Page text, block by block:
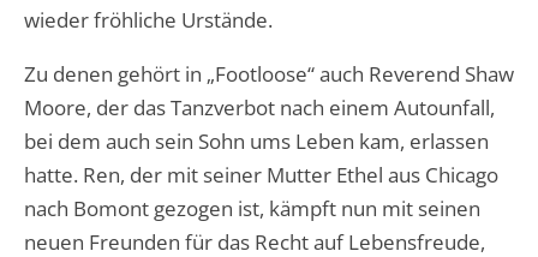
wieder fröhliche Urstände.
Zu denen gehört in „Footloose“ auch Reverend Shaw
Moore, der das Tanzverbot nach einem Autounfall,
bei dem auch sein Sohn ums Leben kam, erlassen
hatte. Ren, der mit seiner Mutter Ethel aus Chicago
nach Bomont gezogen ist, kämpft nun mit seinen
neuen Freunden für das Recht auf Lebensfreude,